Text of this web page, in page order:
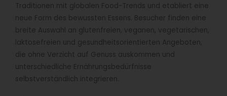
Traditionen mit globalen Food-Trends und etabliert eine
neue Form des bewussten Essens. Besucher finden eine
breite Auswahl an glutenfreien, veganen, vegetarischen,
laktosefreien und gesundheitsorientierten Angeboten,
die ohne Verzicht auf Genuss auskommen und
unterschiedliche Ernährungsbedürfnisse
selbstverständlich integrieren.